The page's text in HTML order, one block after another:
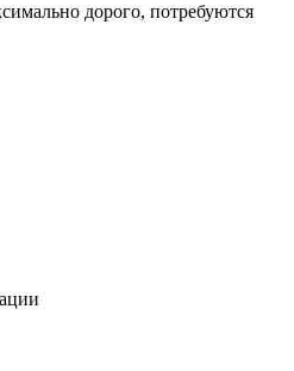
дорого, потребуются